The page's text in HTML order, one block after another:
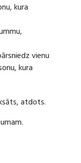
kura
vienu
kura
atdots.